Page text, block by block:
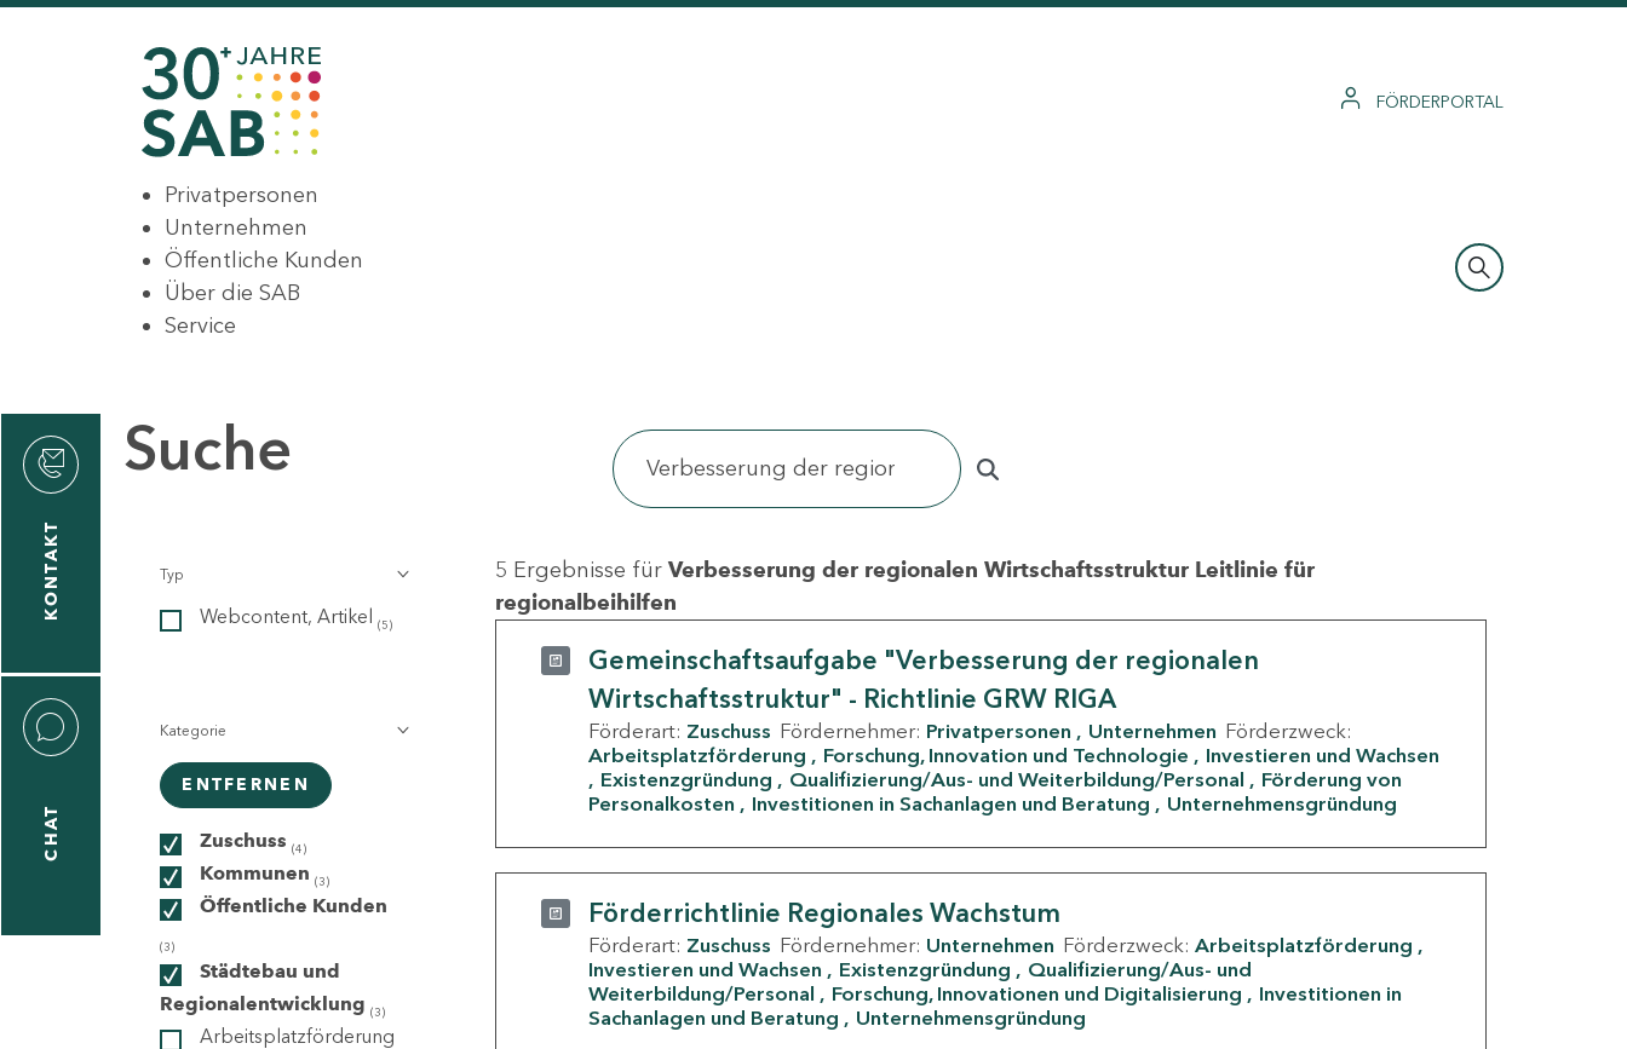
FÖRDERPORTAL
Privatpersonen
Unternehmen
Öffentliche Kunden
Über die SAB
Service
KONTAKT
CHAT
Suche
Typ
Webcontent, Artikel (5)
Kategorie
ENTFERNEN
Zuschuss (4)
Kommunen (3)
Öffentliche Kunden
(3)
Städtebau und
Regionalentwicklung (3)
Arbeitsplatzförderung
5 Ergebnisse für Verbesserung der regionalen Wirtschaftsstruktur Leitlinie für
regionalbeihilfen
Gemeinschaftsaufgabe "Verbesserung der regionalen
Wirtschaftsstruktur" - Richtlinie GRW RIGA
Förderart: Zuschuss Fördernehmer: Privatpersonen Unternehmen Förderzweck:
Arbeitsplatzförderung
Forschung, Innovation und Technologie
Investieren und Wachsen
Existenzgründung
Qualifizierung/Aus- und Weiterbildung/Personal
Förderung von
Personalkosten
Investitionen in Sachanlagen und Beratung Unternehmensgründung
Förderrichtlinie Regionales Wachstum
Förderart: Zuschuss Fördernehmer: Unternehmen Förderzweck: Arbeitsplatzförderung
Investieren und Wachsen
Existenzgründung
Qualifizierung/Aus- und
Weiterbildung/Personal
Forschung, Innovationen und Digitalisierung
Investitionen in
Sachanlagen und Beratung
Unternehmensgründung